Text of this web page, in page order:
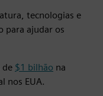
tecnologias e
para ajudar os
de $1 bilhão na
nos EUA.